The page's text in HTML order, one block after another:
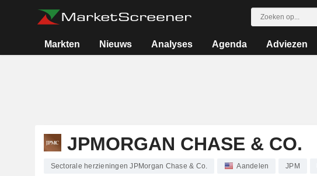
Markten Nieuws Analyses Agenda Adviezen
JPMORGAN CHASE & CO.
Sectorale herzieningen JPMorgan Chase & Co. Aandelen JPM